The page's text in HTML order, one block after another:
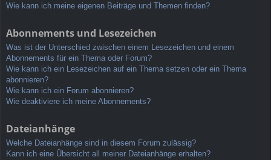
Wie kann ich meine eigenen Beiträge und Themen finden?
Abonnements und Lesezeichen
Was ist der Unterschied zwischen einem Lesezeichen und einem
Abonnements für ein Thema oder Forum?
Wie kann ich ein Lesezeichen auf ein Thema setzen oder ein Thema
abonnieren?
Wie kann ich ein Forum abonnieren?
Wie deaktiviere ich meine Abonnements?
Dateianhänge
Welche Dateianhänge sind in diesem Forum zulässig?
Kann ich eine Übersicht all meiner Dateianhänge erhalten?